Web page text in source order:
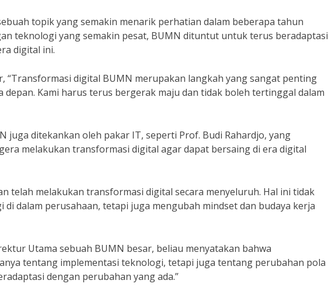
topik yang semakin menarik perhatian dalam beberapa tahun
teknologi yang semakin pesat, BUMN dituntut untuk terus beradaptasi
digital ini.
“Transformasi digital BUMN merupakan langkah yang sangat penting
Kami harus terus bergerak maju dan tidak boleh tertinggal dalam
juga ditekankan oleh pakar IT, seperti Prof. Budi Rahardjo, yang
melakukan transformasi digital agar dapat bersaing di era digital
telah melakukan transformasi digital secara menyeluruh. Hal ini tidak
dalam perusahaan, tetapi juga mengubah mindset dan budaya kerja
Utama sebuah BUMN besar, beliau menyatakan bahwa
tentang implementasi teknologi, tetapi juga tentang perubahan pola
dengan perubahan yang ada.”